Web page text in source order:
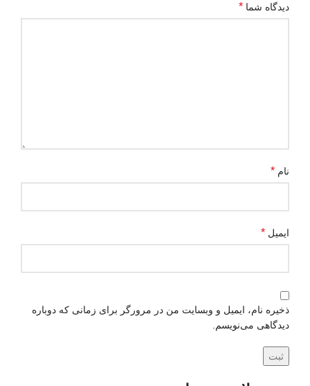
دیدگاه شما *
نام *
ایمیل *
ذخیره نام، ایمیل و وبسایت من در مرورگر برای زمانی که دوباره
دیدگاهی می‌نویسم.